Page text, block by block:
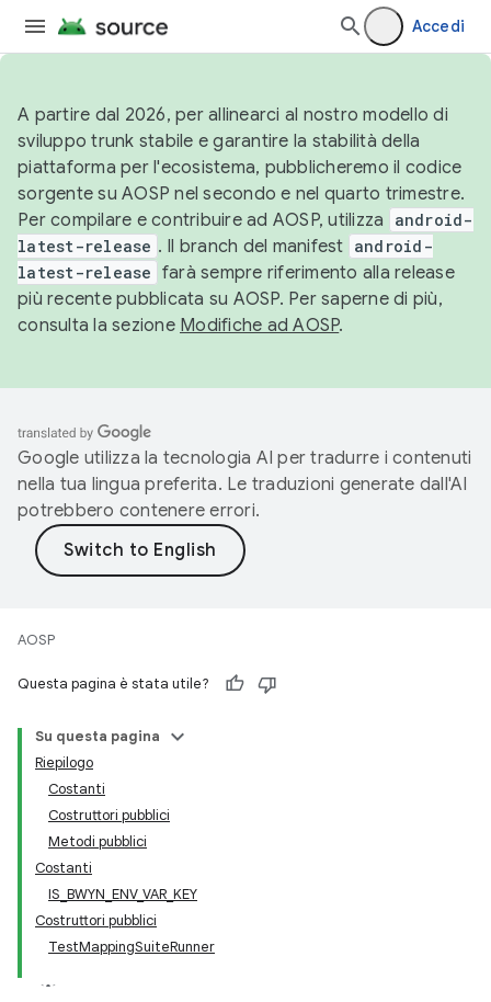
Accedi
A partire dal 2026, per allinearci al nostro modello di
sviluppo trunk stabile e garantire la stabilità della
piattaforma per l'ecosistema, pubblicheremo il codice
sorgente su AOSP nel secondo e nel quarto trimestre.
Per compilare e contribuire ad AOSP, utilizza
android-
latest-release . Il branch del manifest android-
latest-release farà sempre riferimento alla release
più recente pubblicata su AOSP. Per saperne di più,
consulta la sezione Modifiche ad AOSP.
Google utilizza la tecnologia AI per tradurre i contenuti
nella tua lingua preferita. Le traduzioni generate dall'AI
potrebbero contenere errori.
AOSP
Questa pagina è stata utile?
Su questa pagina
Riepilogo
Costanti
Costruttori pubblici
Metodi pubblici
Costanti
IS_BWYN_ENV_VAR_KEY
Costruttori pubblici
TestMappingSuiteRunner